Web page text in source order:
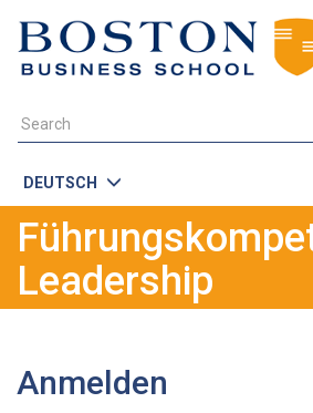
DEUTSCH
Leadership
Anmelden